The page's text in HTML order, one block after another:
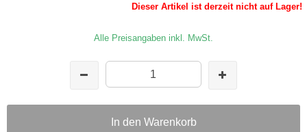
Dieser Artikel ist derzeit nicht auf Lager!
Alle Preisangaben inkl. MwSt.
In den Warenkorb